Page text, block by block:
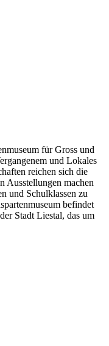
für Gross und
und Lokales
reichen sich die
Ausstellungen machen
und Schulklassen zu
befindet
Stadt Liestal, das um